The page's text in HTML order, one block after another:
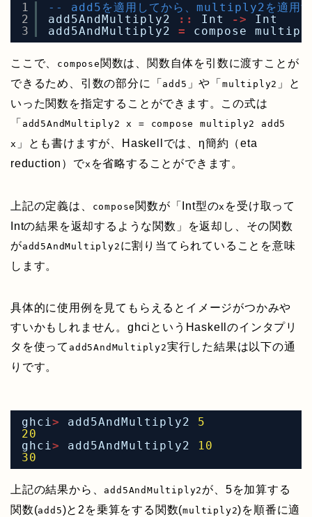
1
2
3
-- add5を適用してから、multiply2を適用す
add5AndMultiply2
:: Int ->
Int
add5AndMultiply2 = compose
ここで、 compose 関数は、関数自体を引数に渡すことが
できるため、引数の部分に「 add5 」や「multiply2 」と
いった関数を指定することができます。この式は
「 add5AndMultiply2 x = compose multiply2 add5
x 」とも書けますが、Haskellでは、η簡約（eta
reduction）でx を省略することができます。
上記の定義は、 compose 関数が「Int型のx を受け取って
Intの結果を返却するような関数」を返却し、その関数
がadd5AndMultiply2 に割り当てられていることを意味
します。
具体的に使用例を見てもらえるとイメージがつかみや
すいかもしれません。ghciというHaskellのインタプリ
タを使って add5AndMultiply2実行した結果は以下の通
りです。
ghci> add5AndMultiply2 5
20
ghci> add5AndMultiply2
10
30
上記の結果から、 add5AndMultiply2 が、5を加算する
関数(add5)と2を乗算をする関数(multiply2)を順番に適